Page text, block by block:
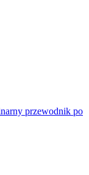
przewodnik po